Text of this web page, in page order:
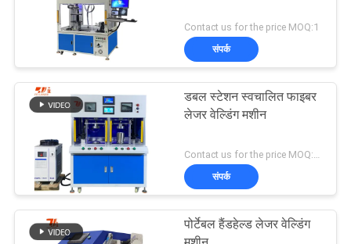
Contact us for the price MOQ:1
संपर्क
डबल स्टेशन स्वचालित फाइबर
लेजर वेल्डिंग मशीन
संपर्क
पोर्टेबल हैंडहेल्ड लेजर वेल्डिंग